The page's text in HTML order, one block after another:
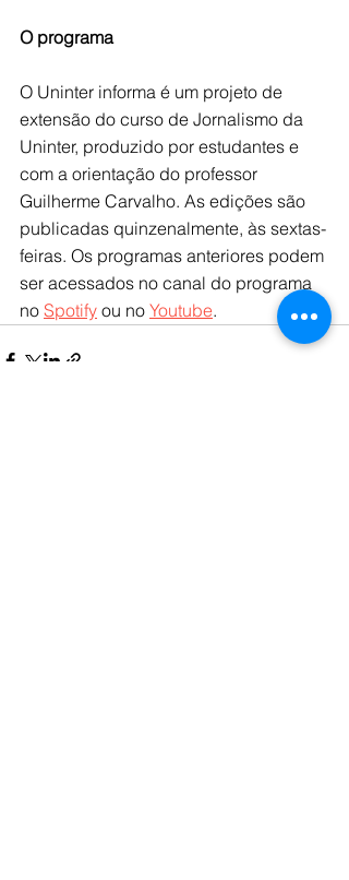
O programa
O Uninter informa é um projeto de
extensão do curso de Jornalismo da
Uninter, produzido por estudantes e
com a orientação do professor
Guilherme Carvalho. As edições são
publicadas quinzenalmente, às sextas-
feiras. Os programas anteriores podem
ser acessados no canal do programa
no Spotify ou no Youtube.